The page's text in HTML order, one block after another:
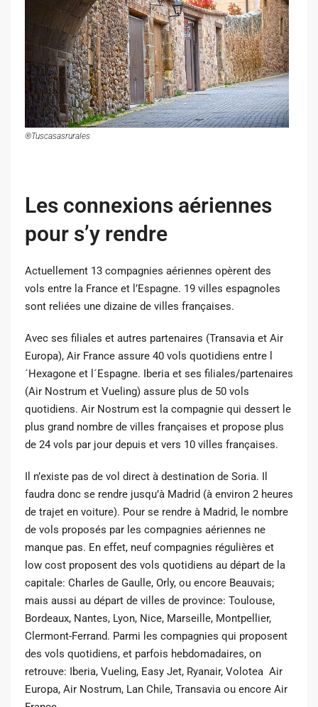
®Tuscasasrurales
Les connexions aériennes
pour s’y rendre
Actuellement 13 compagnies aériennes opèrent des
vols entre la France et l’Espagne. 19 villes espagnoles
sont reliées une dizaine de villes françaises.
Avec ses filiales et autres partenaires (Transavia et Air
Europa), Air France assure 40 vols quotidiens entre l
´Hexagone et l´Espagne. Iberia et ses filiales/partenaires
(Air Nostrum et Vueling) assure plus de 50 vols
quotidiens. Air Nostrum est la compagnie qui dessert le
plus grand nombre de villes françaises et propose plus
de 24 vols par jour depuis et vers 10 villes françaises.
Il n’existe pas de vol direct à destination de Soria. Il
faudra donc se rendre jusqu’à Madrid (à environ 2 heures
de trajet en voiture). Pour se rendre à Madrid, le nombre
de vols proposés par les compagnies aériennes ne
manque pas. En effet, neuf compagnies régulières et
low cost proposent des vols quotidiens au départ de la
capitale: Charles de Gaulle, Orly, ou encore Beauvais;
mais aussi au départ de villes de province: Toulouse,
Bordeaux, Nantes, Lyon, Nice, Marseille, Montpellier,
Clermont-Ferrand. Parmi les compagnies qui proposent
des vols quotidiens, et parfois hebdomadaires, on
retrouve: Iberia, Vueling, Easy Jet, Ryanair, Volotea Air
Europa, Air Nostrum, Lan Chile, Transavia ou encore Air